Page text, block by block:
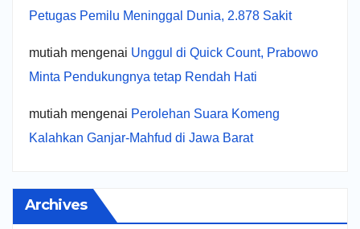
Petugas Pemilu Meninggal Dunia, 2.878 Sakit
mutiah mengenai Unggul di Quick Count, Prabowo
Minta Pendukungnya tetap Rendah Hati
mutiah mengenai Perolehan Suara Komeng
Kalahkan Ganjar-Mahfud di Jawa Barat
Archives